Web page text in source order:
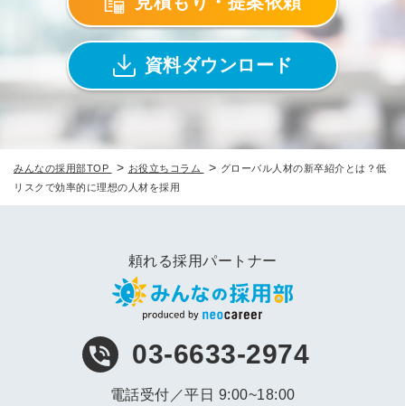
資料ダウンロード
みんなの採用部TOP > お役立ちコラム > グローバル人材の新卒紹介とは？低
リスクで効率的に理想の人材を採用
頼れる採用パートナー
03-6633-2974
電話受付／平日 9:00~18:00